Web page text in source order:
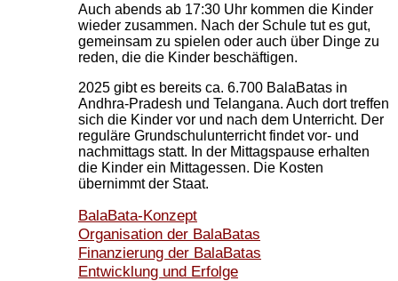
Auch abends ab 17:30 Uhr kommen die Kinder
wieder zusammen. Nach der Schule tut es gut,
gemeinsam zu spielen oder auch über Dinge zu
reden, die die Kinder beschäftigen.
2025 gibt es bereits ca. 6.700 BalaBatas in
Andhra-Pradesh und Telangana. Auch dort treffen
sich die Kinder vor und nach dem Unterricht. Der
reguläre Grundschulunterricht findet vor- und
nachmittags statt. In der Mittagspause erhalten
die Kinder ein Mittagessen. Die Kosten
übernimmt der Staat.
BalaBata-Konzept
Organisation der BalaBatas
Finanzierung der BalaBatas
Entwicklung und Erfolge